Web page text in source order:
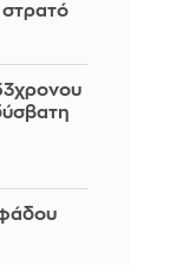
στρατό